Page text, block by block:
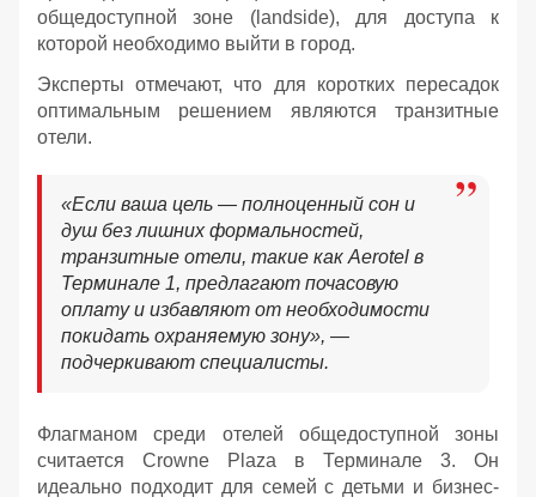
общедоступной зоне (landside), для доступа к
которой необходимо выйти в город.
Эксперты отмечают, что для коротких пересадок
оптимальным решением являются транзитные
отели.
«Если ваша цель — полноценный сон и
душ без лишних формальностей,
транзитные отели, такие как Aerotel в
Терминале 1, предлагают почасовую
оплату и избавляют от необходимости
покидать охраняемую зону», —
подчеркивают специалисты.
Флагманом среди отелей общедоступной зоны
считается Crowne Plaza в Терминале 3. Он
идеально подходит для семей с детьми и бизнес-